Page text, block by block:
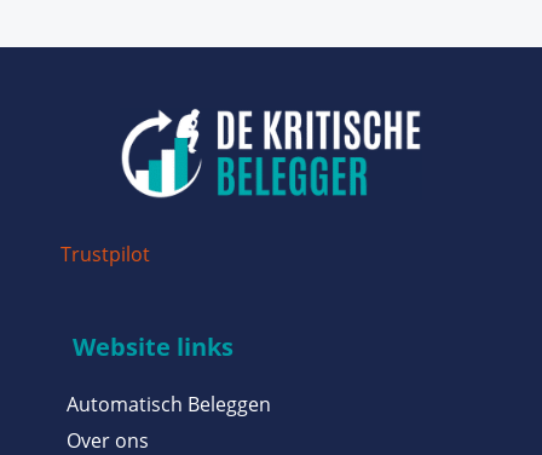
Trustpilot
Website links
Automatisch Beleggen
Over ons